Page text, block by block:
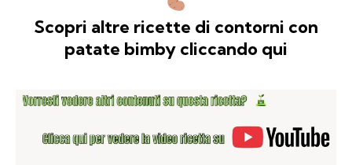
Scopri altre ricette di contorni con
patate bimby cliccando qui